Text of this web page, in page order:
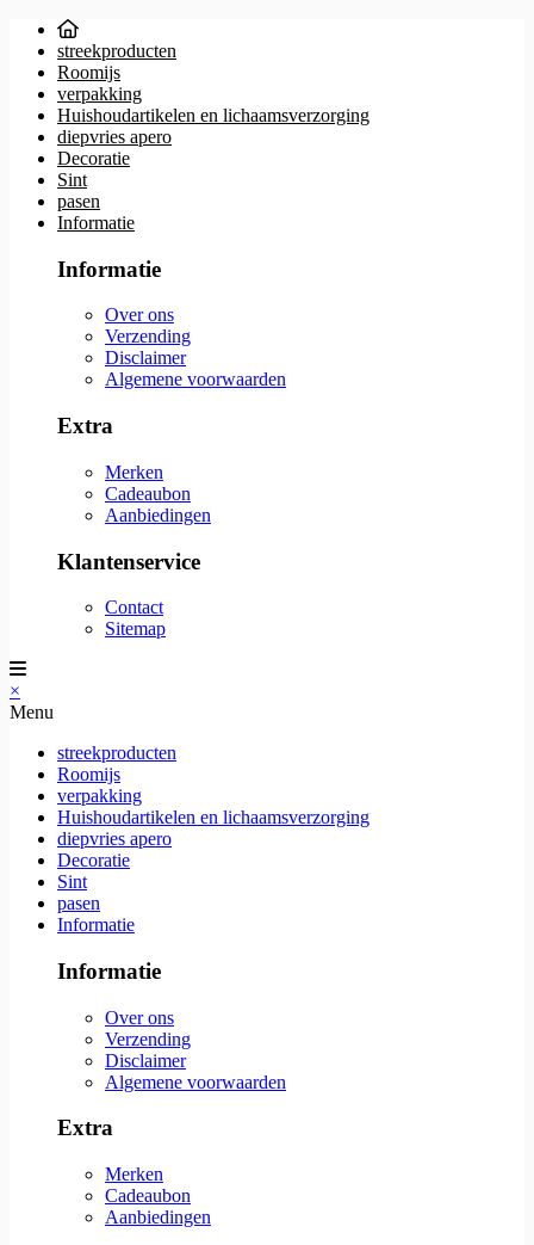
streekproducten
Roomijs
verpakking
Huishoudartikelen en lichaamsverzorging
diepvries apero
Decoratie
Sint
pasen
Informatie
Informatie
Over ons
Verzending
Disclaimer
Algemene voorwaarden
Extra
Merken
Cadeaubon
Aanbiedingen
Klantenservice
Contact
Sitemap
×
Menu
streekproducten
Roomijs
verpakking
Huishoudartikelen en lichaamsverzorging
diepvries apero
Decoratie
Sint
pasen
Informatie
Informatie
Over ons
Verzending
Disclaimer
Algemene voorwaarden
Extra
Merken
Cadeaubon
Aanbiedingen